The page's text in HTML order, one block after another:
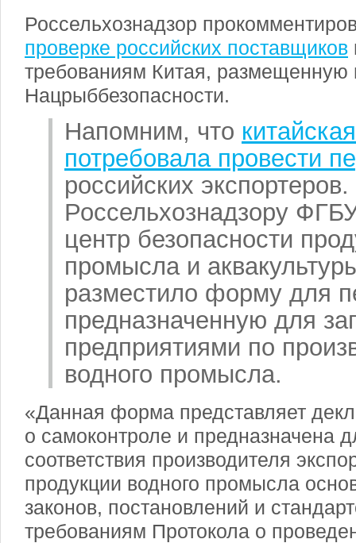
Россельхознадзор
проверке российских поставщиков
требованиям Китая, размещенную
Нацрыббезопасности.
Напомним, что
потребовала провести
российских
Россельхознадзору
центр безопасности
промысла и
разместило форму для
предназначенную для
предприятиями по
водного промысла.
«Данная форма представляет
о самоконтроле и предназначена
соответствия производителя
продукции водного промысла
законов, постановлений и
требованиям Протокола о